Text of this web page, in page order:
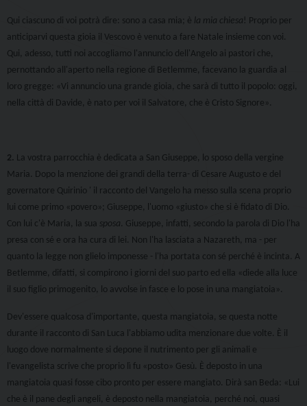
Qui ciascuno di voi potrà dire: sono a casa mia; è la mia chiesa ! Proprio per
anticiparvi questa gioia il Vescovo è venuto a fare Natale insieme con voi.
Qui, adesso, tutti noi accogliamo l'annuncio dell'Angelo ai pastori che,
pernottando all'aperto nella regione di Betlemme, facevano la guardia al
loro gregge:
« Vi annuncio una grande gioia, che sarà di tutto il popolo: oggi,
nella città di Davide, è nato per voi il Salvatore, che è Cristo Signore ».
2. La vostra parrocchia è dedicata a San Giuseppe, lo sposo della vergine
Maria. Dopo la menzione dei grandi della terra- di Cesare Augusto e del
governatore Quirinio ' il racconto del Vangelo ha messo sulla scena proprio
lui come primo « povero »; Giuseppe, l'uomo «giusto» che si è fidato di Dio.
Con lui c'è Maria, la sua sposa. Giuseppe, infatti, secondo la parola di Dio l'ha
presa con sé e ora ha cura di lei. Non l'ha lasciata a Nazareth, ma - per
quanto la legge non glielo imponesse - l'ha portata con sé perché è incinta. A
Betlemme, difatti, si compirono i giorni del suo parto ed ella « diede alla luce
il suo figlio primogenito, lo avvolse in fasce e lo pose in una mangiatoia ».
Dev'essere qualcosa d'importante, questa mangiatoia, se questa notte
durante il racconto di San Luca l'abbiamo udita menzionare due volte. È il
luogo dove normalmente si depone il nutrimento per gli animali e
l'evangelista scrive che proprio lì fu « posto » Gesù. È deposto in una
mangiatoia quasi fosse cibo pronto per essere mangiato. Dirà san Beda:
« Lui
che è il pane degli angeli, è deposto nella mangiatoia, perché noi, quasi